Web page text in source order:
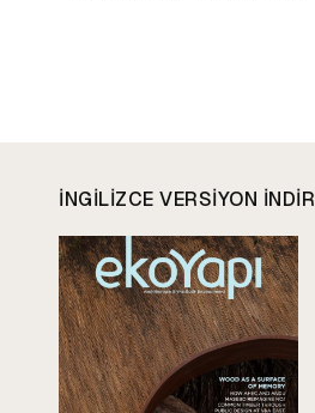
INGILIZCE VERSIYON INDIR